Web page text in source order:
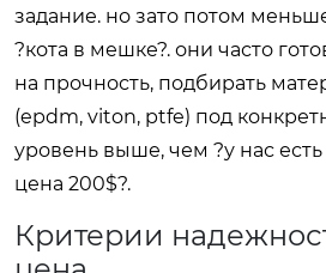
задание. но зато потом
?кота в мешке?. они часто
на прочность, подбирать
(epdm, viton, ptfe) под
уровень выше, чем ?у нас
цена 200$?.
Критерии